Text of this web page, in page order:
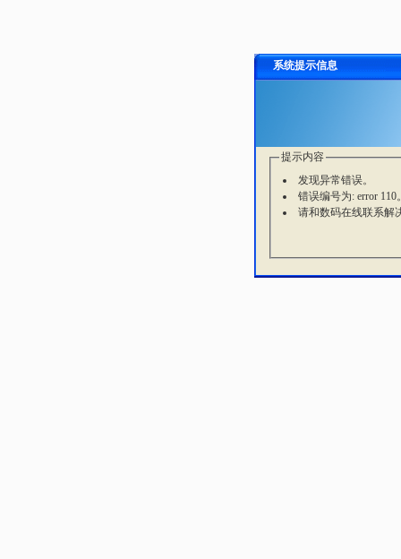
系统提示信息
提示内容
发现异常错误。
错误编号为: error 110
请和数码在线联系解